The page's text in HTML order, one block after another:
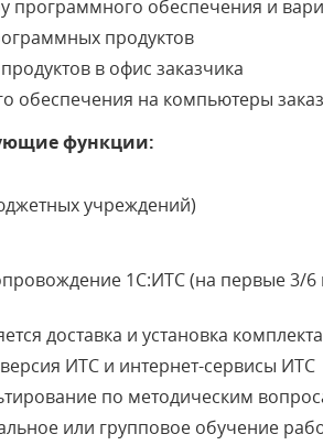
программного обеспечения и
продуктов
в офис заказчика
обеспечения на компьютеры
функции:
учреждений)
1С:ИТС (на первые 3/6
доставка и установка
ИТС и интернет-сервисы ИТС
по методическим
или групповое обучение